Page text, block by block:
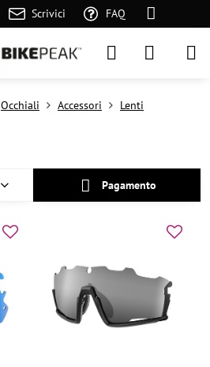
Scrivici FAQ
Occhiali Accessori Lenti
Pagamento